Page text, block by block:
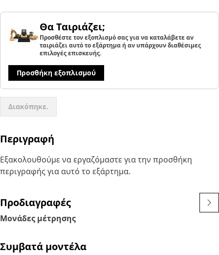
Θα Ταιριάζει;
Προσθέστε τον εξοπλισμό σας για να καταλάβετε αν
ταιριάζει αυτό το εξάρτημα ή αν υπάρχουν διαθέσιμες
επιλογές επισκευής.
Προσθήκη εξοπλισμού
Διακόπηκε.
Περιγραφή
Εξακολουθούμε να εργαζόμαστε για την προσθήκη
περιγραφής για αυτό το εξάρτημα.
Προδιαγραφές
Μονάδες μέτρησης
Συμβατά μοντέλα